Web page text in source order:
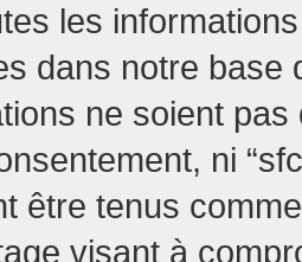
les
dans notre base
ne soient
ni
être tenus
visant à